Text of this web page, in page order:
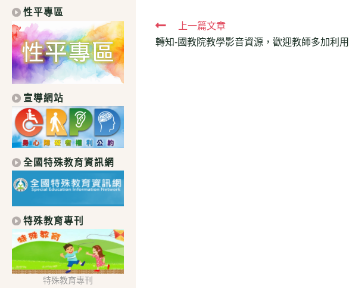
Read
more
上一篇文章
轉知-國教院教學影音資源，歡迎教師多加利用
性平專區
宣導網站
全國特殊教育資訊網
特殊教育專刊
特殊教育專刊